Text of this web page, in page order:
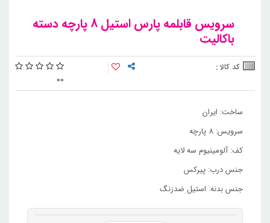
سرویس قابلمه پارس استیل 8 پارچه دسته
باکالیت
کد کالا :
00
ساخت: ایران
سرویس: 8 پارچه
کف: آلومینیوم سه لایه
جنس درب: پیرکس
جنس بدنه: استیل ضدزنگ